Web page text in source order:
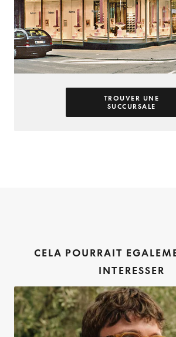
TROUVER UNE
SUCCURSALE
CELA POURRAIT
INTERESSER